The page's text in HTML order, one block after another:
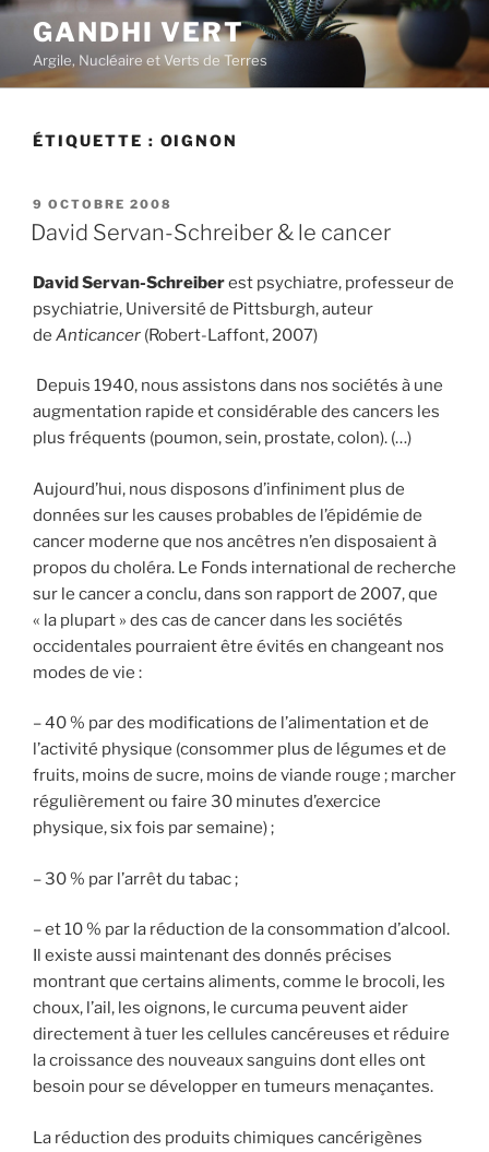
Aller
contenu
principal
GANDHI VERT
Argile, Nucléaire et Verts de Terres
ÉTIQUETTE : OIGNON
PUBLIÉ
LE
9 OCTOBRE 2008
David Servan-Schreiber & le cancer
David Servan-Schreiberest psychiatre, professeur de
psychiatrie, Université de Pittsburgh, auteur
de Anticancer (Robert-Laffont, 2007)
Depuis 1940, nous assistons dans nos sociétés à une
augmentation rapide et considérable des cancers les
plus fréquents (poumon, sein, prostate, colon). (…)
Aujourd’hui, nous disposons d’infiniment plus de
données sur les causes probables de l’épidémie de
cancer moderne que nos ancêtres n’en disposaient à
propos du choléra. Le Fonds international de recherche
sur le cancer a conclu, dans son rapport de 2007, que
« la plupart » des cas de cancer dans les sociétés
occidentales pourraient être évités en changeant nos
modes de vie :
– 40 % par des modifications de l’alimentation et de
l’activité physique (consommer plus de légumes et de
fruits, moins de sucre, moins de viande rouge ; marcher
régulièrement ou faire 30 minutes d’exercice
physique, six fois par semaine) ;
– 30 % par l’arrêt du tabac ;
– et 10 % par la réduction de la consommation d’alcool.
Il existe aussi maintenant des donnés précises
montrant que certains aliments, comme le brocoli, les
choux, l’ail, les oignons, le curcuma peuvent aider
directement à tuer les cellules cancéreuses et réduire
la croissance des nouveaux sanguins dont elles ont
besoin pour se développer en tumeurs menaçantes.
La réduction des produits chimiques cancérigènes